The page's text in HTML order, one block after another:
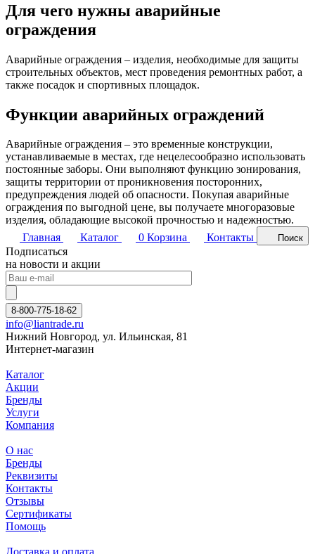
Для чего нужны аварийные
ограждения
Аварийные ограждения – изделия, необходимые для защиты
строительных объектов, мест проведения ремонтных работ, а
также посадок и спортивных площадок.
Функции аварийных ограждений
Аварийные ограждения – это временные конструкции,
устанавливаемые в местах, где нецелесообразно использовать
постоянные заборы. Они выполняют функцию зонирования,
защиты территории от проникновения посторонних,
предупреждения людей об опасности. Покупая аварийные
ограждения по выгодной цене, вы получаете многоразовые
изделия, обладающие высокой прочностью и надежностью.
Главная
Каталог 0 Корзина Контакты Поиск
Подписаться
на новости и акции
8-800-775-18-62
info@liantrade.ru
Нижний Новгород, ул. Ильинская, 81
Интернет-магазин
Каталог
Акции
Бренды
Услуги
Компания
О нас
Бренды
Реквизиты
Контакты
Отзывы
Сертификаты
Помощь